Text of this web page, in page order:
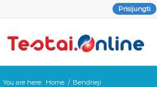
Prisijungti
You are here: Home / Bendrieji